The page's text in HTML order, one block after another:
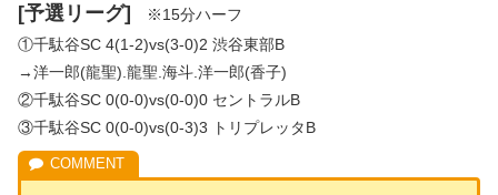
[予選リーグ]
※15分ハーフ
①千駄谷SC 4(1-2)vs(3-0)2 渋谷東部B
→洋一郎(龍聖).龍聖.海斗.洋一郎(香子)
②千駄谷SC 0(0-0)vs(0-0)0 セントラルB
③千駄谷SC 0(0-0)vs(0-3)3 トリプレッタB